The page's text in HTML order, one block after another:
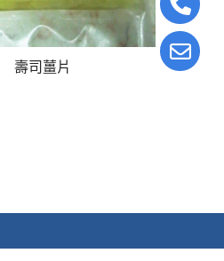
壽司薑片